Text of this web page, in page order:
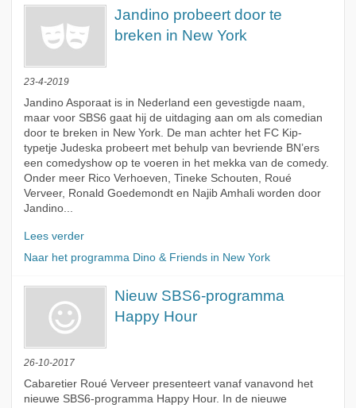
Jandino probeert door te
breken in New York
23-4-2019
Jandino Asporaat is in Nederland een gevestigde naam,
maar voor SBS6 gaat hij de uitdaging aan om als comedian
door te breken in New York. De man achter het FC Kip-
typetje Judeska probeert met behulp van bevriende BN’ers
een comedyshow op te voeren in het mekka van de comedy.
Onder meer Rico Verhoeven, Tineke Schouten, Roué
Verveer, Ronald Goedemondt en Najib Amhali worden door
Jandino...
Lees verder
Naar het programma Dino & Friends in New York
Nieuw SBS6-programma
Happy Hour
26-10-2017
Cabaretier Roué Verveer presenteert vanaf vanavond het
nieuwe SBS6-programma Happy Hour. In de nieuwe